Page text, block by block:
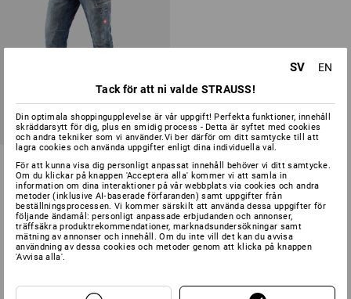
e.s. skogsbruks-snittskydds-
jeans
1 färg
från 1 686,25 kr
(inkl. moms) från 10 Styck
Du har redan sett 5 av 5 artiklar.
SV
EN
Tack för att ni valde STRAUSS!
Din optimala shoppingupplevelse är vår uppgift! Perfekta funktioner, innehåll
skräddarsytt för dig, plus en smidig process - Detta är syftet med cookies
och andra tekniker som vi använder.Vi ber därför om ditt samtycke till att
lagra cookies och använda uppgifter enligt dina individuella val.
För att kunna visa dig personligt anpassat innehåll behöver vi ditt samtycke.
Om du klickar på knappen 'Acceptera alla' kommer vi att samla in
information om dina interaktioner på vår webbplats via cookies och andra
metoder (inklusive AI‑baserade förfaranden) samt uppgifter från
beställningsprocessen. Vi kommer särskilt att använda dessa uppgifter för
följande ändamål: personligt anpassade erbjudanden och annonser,
träffsäkra produktrekommendationer, marknadsundersökningar samt
mätning av annonser och innehåll. Om du inte vill det kan du avvisa
användning av dessa cookies och metoder genom att klicka på knappen
'Avvisa alla'.